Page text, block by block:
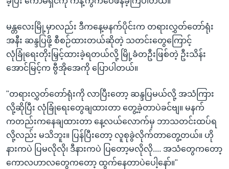
မန္တလေးမြို့မှာလည်း ဒီကနေ့မနက်ပိုင်းက တရားလွှတ်တော်ရုံး
အနီး ဆန္ဒပြဖို့ စီစဉ်ထားတယ်ဆိုတဲ့ သတင်းတွေကြောင့်
လုံခြုံရေးတိုးမြှင့်ထားခဲ့ရတယ်လို့ မြို့ခံတဦးဖြစ်တဲ့ ဦးသိန်း
အောင်မြင့်က ဗွီအိုအေကို ပြောပါတယ်။
"တရားလွှတ်တော်ရုံးကို လာပြီးတော့ ဆန္ဒပြမယ်လို့ အသံကြား
လို့ဆိုပြီး လုံခြုံရေးတွေချထားတာ တွေ့ခဲ့တာပဲခင်ဗျ။ မနက်
ကတည်းကနေချထားတာ နေ့လယ်လောက်မှ ဘာသတင်းထပ်ရ
လို့လည်း မသိဘူး။ ပြန်ပြီးတော့ လူစုခွဲလိုက်တာတွေ့တယ်။ ဟို
နားကပဲ ပြမလိုလို၊ ဒီနားကပဲ ပြတော့မလိုလို.... အသံတွေကတော့
ကောလဟာလတွေကတော့ ထွက်နေတာပဲပေါ့နော်။"